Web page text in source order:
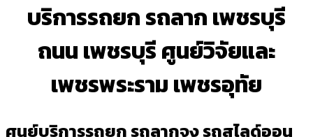
บริการรถยก รถลาก เพชรบุรี
ถนน เพชรบุรี ศูนย์วิจัยและ
เพชรพระราม เพชรอุทัย
ศูนย์บริการรถยก รถลากจูง รถสไลด์ออน